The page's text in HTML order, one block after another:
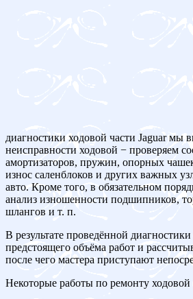
диагностики ходовой части Jaguar мы
неисправности ходовой − проверяем
амортизаторов, пружин, опорных
износ саленблоков и других важных
авто. Кроме того, в обязательном
анализ изношенности подшипников,
шлангов и т. п.
В результате проведённой диагностики
предстоящего объёма работ и
после чего мастера приступают
Некоторые работы по ремонту